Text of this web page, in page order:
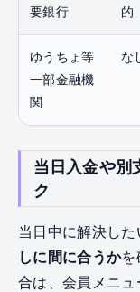
要銀行 的
ゆうちょ等
一部金融機
関
な
当日入金や別
ク
当日中に解決し
しに間に合うかを
合は、会員メニュ